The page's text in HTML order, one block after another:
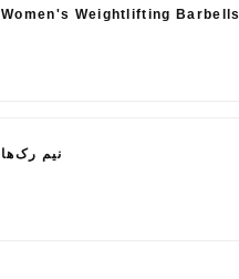
Women's Weightlifting Barbells
نیم رک‌ها